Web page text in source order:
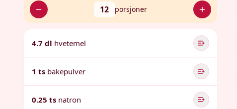
12 porsjoner
4.7 dl hvetemel
1 ts bakepulver
0.25 ts natron